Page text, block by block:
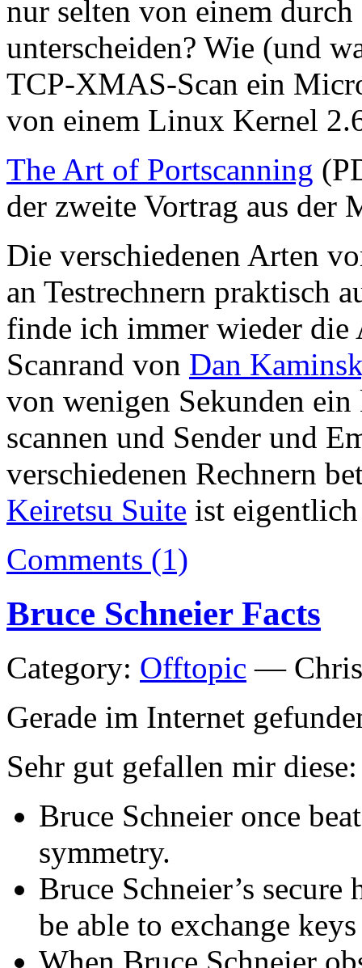
nur selten von einem
unterscheiden? Wie (und
TCP-XMAS-Scan ein
von einem Linux Kernel
The Art of Portscanning
der zweite Vortrag aus der
Die verschiedenen Arten
an Testrechnern praktisch
finde ich immer wieder die
Scanrand von Dan
von wenigen Sekunden
scannen und Sender und
verschiedenen Rechnern
Keiretsu Suite ist
Comments (1)
Bruce Schneier Facts
Category: Offtopic —
Gerade im Internet
Sehr gut gefallen mir diese:
Bruce Schneier once
symmetry.
Bruce Schneier’s
be able to exchange
When Bruce Schneier